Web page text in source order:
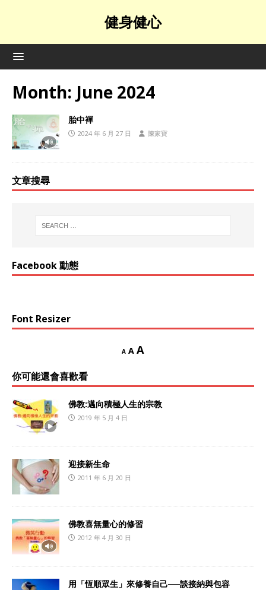
健身健心
Month: June 2024
胎中襌
2024 年 6 月 27 日 陳家寶
文章搜尋
Facebook 動態
Font Resizer
A A A
你可能還會喜歡看
佛教:邁向積極人生的宗教
2019 年 5 月 4 日
迎接新生命
2011 年 6 月 20 日
佛教喜無量心的修習
2012 年 4 月 30 日
用「恆順眾生」來修養自己──談接納與包容